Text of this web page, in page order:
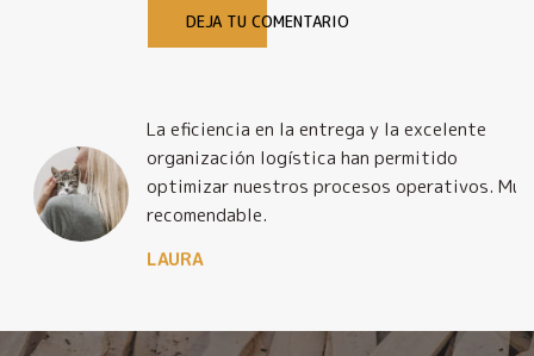
DEJA TU COMENTARIO
La eficiencia en la entrega y la excelente
organización logística han permitido
optimizar nuestros procesos operativos. Muy
recomendable.
LAURA